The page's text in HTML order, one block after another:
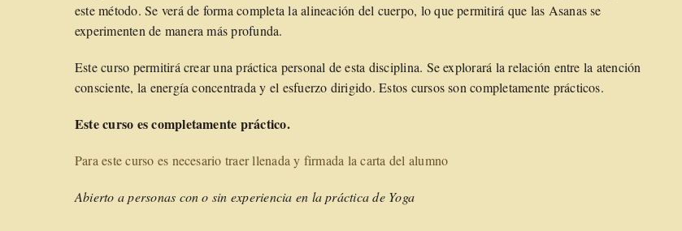
este método. Se verá de forma completa la alineación del cuerpo, lo que permitirá que las Asanas se
experimenten de manera más profunda.
Este curso permitirá crear una práctica personal de esta disciplina. Se explorará la relación entre la atención
consciente, la energía concentrada y el esfuerzo dirigido. Estos cursos son completamente prácticos.
Este curso es completamente práctico.
Para este curso es necesario traer llenada y firmada la carta del alumno
Abierto a personas con o sin experiencia en la práctica de Yoga